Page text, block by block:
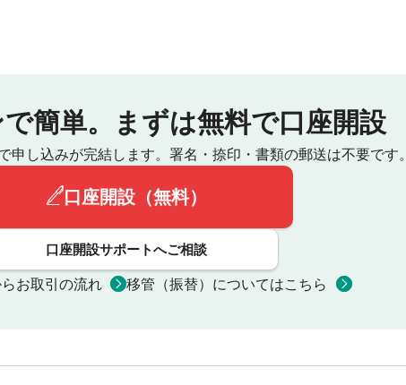
簡単。 まずは無料で口座開設
申し込みが完結します。 署名・捺印・書類の郵送は不要です。
口座開設（無料）
口座開設サポートへご相談
お取引の流れ 移管（振替）についてはこちら